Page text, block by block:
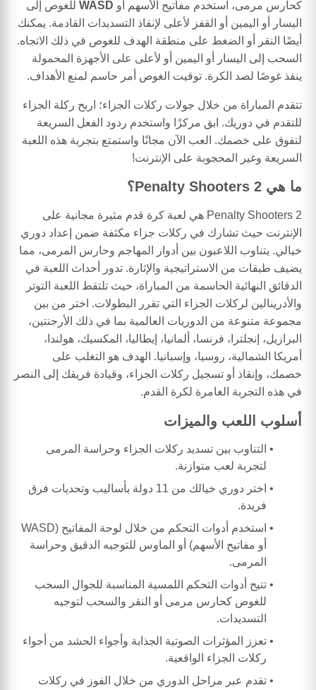
كحارس مرمى، استخدم مفاتيح الأسهم أو WASD للغوص إلى
اليسار أو اليمين أو القفز لأعلى لإنقاذ التسديدات القادمة. يمكنك
أيضًا النقر أو الضغط على منطقة الهدف للغوص في ذلك الاتجاه.
السحب إلى اليسار أو اليمين أو لأعلى على الأجهزة المحمولة
ينفذ غوصًا لصد الكرة. توقيت الغوص أمر حاسم لمنع الأهداف.
تتقدم المباراة من خلال جولات ركلات الجزاء؛ اربح ركلة الجزاء
للتقدم في دوريك. ابق مركزًا واستخدم ردود الفعل السريعة
لتفوق على خصمك. العب الآن مجانًا واستمتع بتجربة هذه اللعبة
السريعة وغير المحجوبة على الإنترنت!
ما هي Penalty Shooters 2؟
Penalty Shooters 2 هي لعبة كرة قدم مثيرة مجانية على
الإنترنت حيث تشارك في ركلات جزاء مكثفة ضمن إعداد دوري
خيالي. يتناوب اللاعبون بين أدوار المهاجم وحارس المرمى، مما
يضيف طبقات من الاستراتيجية والإثارة. تدور أحداث اللعبة في
الدقائق النهائية الحاسمة من المباراة، حيث تلتقط اللعبة التوتر
والأدرينالين لركلات الجزاء التي تقرر البطولات. اختر من بين
مجموعة متنوعة من الدوريات العالمية بما في ذلك الأرجنتين،
البرازيل، إنجلترا، فرنسا، ألمانيا، إيطاليا، المكسيك، هولندا،
أمريكا الشمالية، روسيا، وإسبانيا. الهدف هو التغلب على
خصمك، وإنقاذ أو تسجيل ركلات الجزاء، وقيادة فريقك إلى النصر
في هذه التجربة الغامرة لكرة القدم.
أسلوب اللعب والميزات
التناوب بين تسديد ركلات الجزاء وحراسة المرمى
لتجربة لعب متوازنة.
اختر دوري خيالك من 11 دولة بأساليب وتحديات فرق
فريدة.
استخدم أدوات التحكم من خلال لوحة المفاتيح (WASD
أو مفاتيح الأسهم) أو الماوس للتوجيه الدقيق وحراسة
المرمى.
تتيح أدوات التحكم اللمسية المناسبة للجوال السحب
للغوص كحارس مرمى أو النقر والسحب لتوجيه
التسديدات.
تعزز المؤثرات الصوتية الجذابة وأجواء الحشد من أجواء
ركلات الجزاء الواقعية.
تقدم عبر مراحل الدوري من خلال الفوز في ركلات